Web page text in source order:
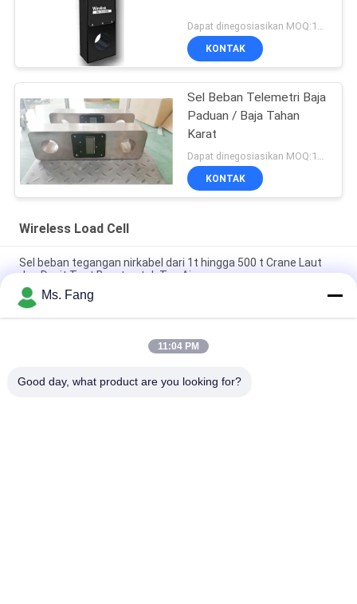
KONTAK
Sel Beban Telemetri Baja
Paduan / Baja Tahan
Karat
KONTAK
Wireless Load Cell
Sel beban tegangan nirkabel dari 1t hingga 500 t Crane Laut
dan Davit Test Berat untuk Tas Air
LCD Digital Wireless Tension Load Cell Dynamometer Crane
Scale Load Cell 10 Ton
50 ton tes tes nirkabel beban nirkabel tautan sel tautan
Ms. Fang
11:04 PM
Good day, what product are you looking for?